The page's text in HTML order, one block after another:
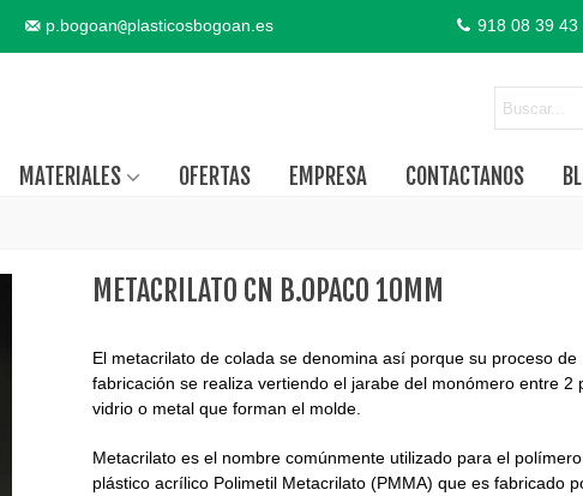
p.bogoan@plasticosbogoan.es 918 08 39 43
MATERIALES OFERTAS EMPRESA CONTACTANOS
METACRILATO CN B.OPACO 10MM
El metacrilato de colada se denomina así porque su proceso de
fabricación se realiza vertiendo el jarabe del monómero entre 2
vidrio o metal que forman el molde.
Metacrilato es el nombre comúnmente utilizado para el
plástico acrílico Polimetil Metacrilato (PMMA) que es fabricado